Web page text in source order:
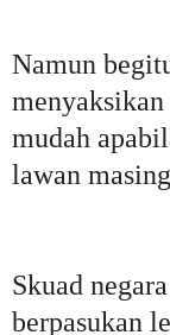
Namun
mudah
lawan
Skuad
berpasukan